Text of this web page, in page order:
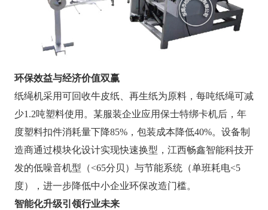
环保效益与经济价值双赢
纸绳机采用可回收牛皮纸、再生纸为原料，每吨纸绳可减
少1.2吨塑料使用。某服装企业应用保士特绑卡机后，年
度塑料扣件消耗量下降85%，包装成本降低40%。设备制
造商通过模块化设计实现快速换型，江西畅鑫智能科技开
发的低噪音机型（<65分贝）与节能系统（单班耗电<5
度），进一步降低中小企业环保改造门槛。
智能化升级引领行业未来